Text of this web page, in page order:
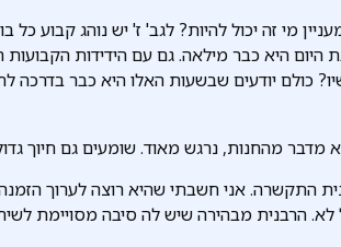
מי זה יכול להיות? לגב' ז' יש נוהג קבוע
היום היא כבר מילאה. גם עם הידידות
כולם יודעים שבשעות האלו היא כבר בדרכה
מדבר מהחנות, נרגש מאוד. שומעים גם חיוך
התקשרה. אני חשבתי שהיא רוצה לערוך
הרבנית מבהירה שיש לה סיבה מסויימת